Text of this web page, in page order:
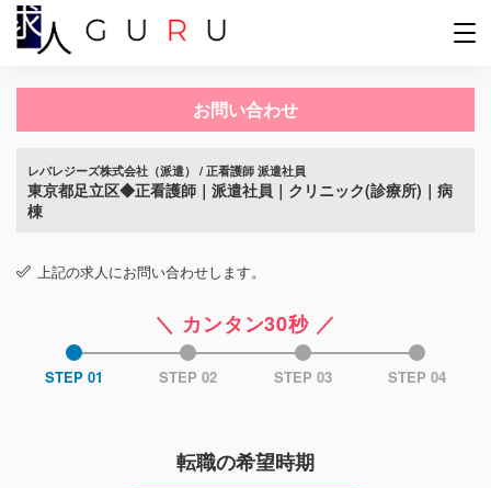
お問い合わせ
レバレジーズ株式会社（派遣） / 正看護師 派遣社員
東京都足立区◆正看護師｜派遣社員｜クリニック(診療所)｜病
棟
上記の求人にお問い合わせします。
＼ カンタン30秒 ／
STEP 01 STEP 02 STEP 03 STEP 04
転職の希望時期